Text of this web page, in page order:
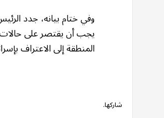
وفي ختام بيانه، جدد
يجب أن يقتصر على حالات
المنطقة إلى الاعتراف
شاركها.